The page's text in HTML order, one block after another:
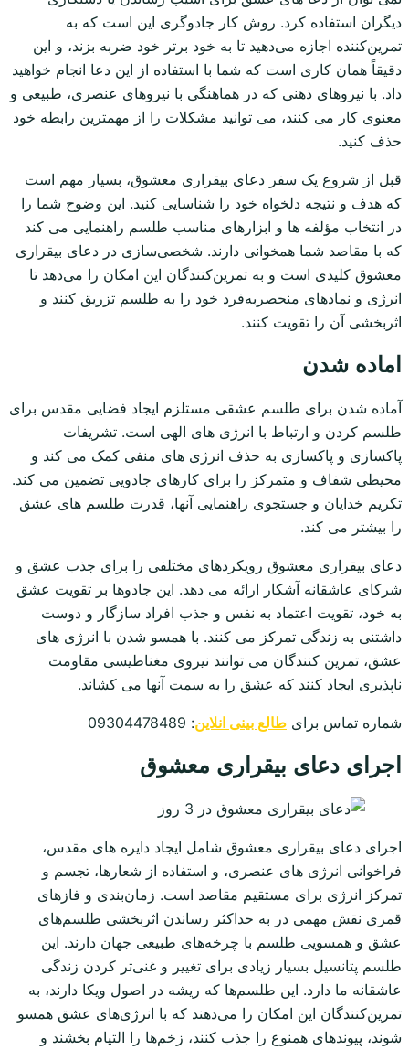
دیگران استفاده کرد. روش کار جادوگری این است که به
تمرین‌کننده اجازه می‌دهید تا به خود برتر خود ضربه بزند، و این
دقیقاً همان کاری است که شما با استفاده از این دعا انجام خواهید
داد. با نیروهای ذهنی که در هماهنگی با نیروهای عنصری، طبیعی و
معنوی کار می کنند، می توانید مشکلات را از مهمترین رابطه خود
حذف کنید.
قبل از شروع یک سفر دعای بیقراری معشوق، بسیار مهم است
که هدف و نتیجه دلخواه خود را شناسایی کنید. این وضوح شما را
در انتخاب مؤلفه ها و ابزارهای مناسب طلسم راهنمایی می کند
که با مقاصد شما همخوانی دارند. شخصی‌سازی در دعای بیقراری
معشوق کلیدی است و به تمرین‌کنندگان این امکان را می‌دهد تا
انرژی و نمادهای منحصربه‌فرد خود را به طلسم تزریق کنند و
اثربخشی آن را تقویت کنند.
اماده شدن
آماده شدن برای طلسم عشقی مستلزم ایجاد فضایی مقدس برای
طلسم کردن و ارتباط با انرژی های الهی است. تشریفات
پاکسازی و پاکسازی به حذف انرژی های منفی کمک می کند و
محیطی شفاف و متمرکز را برای کارهای جادویی تضمین می کند.
تکریم خدایان و جستجوی راهنمایی آنها، قدرت طلسم های عشق
را بیشتر می کند.
دعای بیقراری معشوق رویکردهای مختلفی را برای جذب عشق و
شرکای عاشقانه آشکار ارائه می دهد. این جادوها بر تقویت عشق
به خود، تقویت اعتماد به نفس و جذب افراد سازگار و دوست
داشتنی به زندگی تمرکز می کنند. با همسو شدن با انرژی های
عشق، تمرین کنندگان می توانند نیروی مغناطیسی مقاومت
ناپذیری ایجاد کنند که عشق را به سمت آنها می کشاند.
شماره تماس برای طالع بینی انلاین: 09304478489
اجرای دعای بیقراری معشوق
اجرای دعای بیقراری معشوق شامل ایجاد دایره های مقدس،
فراخوانی انرژی های عنصری، و استفاده از شعارها، تجسم و
تمرکز انرژی برای مستقیم مقاصد است. زمان‌بندی و فازهای
قمری نقش مهمی در به حداکثر رساندن اثربخشی طلسم‌های
عشق و همسویی طلسم با چرخه‌های طبیعی جهان دارند. این
طلسم پتانسیل بسیار زیادی برای تغییر و غنی‌تر کردن زندگی
عاشقانه ما دارد. این طلسم‌ها که ریشه در اصول ویکا دارند، به
تمرین‌کنندگان این امکان را می‌دهند که با انرژی‌های عشق همسو
شوند، پیوندهای همنوع را جذب کنند، زخم‌ها را التیام بخشند و